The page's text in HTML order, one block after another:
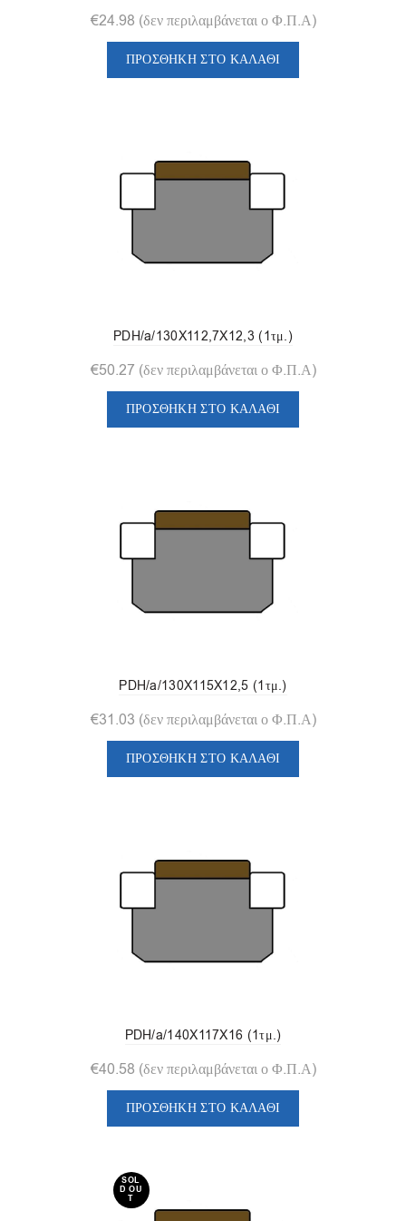
€24.98 (δεν περιλαμβάνεται ο Φ.Π.Α)
ΠΡΟΣΘΉΚΗ ΣΤΟ ΚΑΛΆΘΙ
PDH/a/130X112,7X12,3 (1τμ.)
€50.27 (δεν περιλαμβάνεται ο Φ.Π.Α)
ΠΡΟΣΘΉΚΗ ΣΤΟ ΚΑΛΆΘΙ
PDH/a/130X115X12,5 (1τμ.)
€31.03 (δεν περιλαμβάνεται ο Φ.Π.Α)
ΠΡΟΣΘΉΚΗ ΣΤΟ ΚΑΛΆΘΙ
PDH/a/140X117X16 (1τμ.)
€40.58 (δεν περιλαμβάνεται ο Φ.Π.Α)
ΠΡΟΣΘΉΚΗ ΣΤΟ ΚΑΛΆΘΙ
SOL
D OU
T